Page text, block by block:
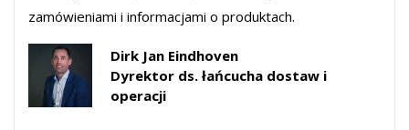
zamówieniami i informacjami o produktach.
Dirk Jan Eindhoven
Dyrektor ds. łańcucha dostaw i
operacji